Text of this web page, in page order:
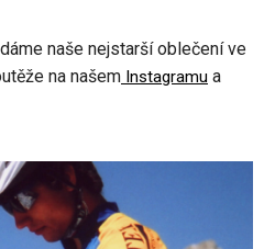
naše nejstarší oblečení ve
na našem Instagramu a